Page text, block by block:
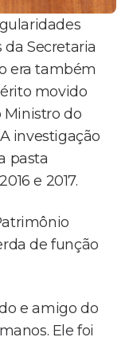
Secretaria
era também
movido
Ministro do
investigação
pasta
e 2017.
de função
e amigo do
Ele foi